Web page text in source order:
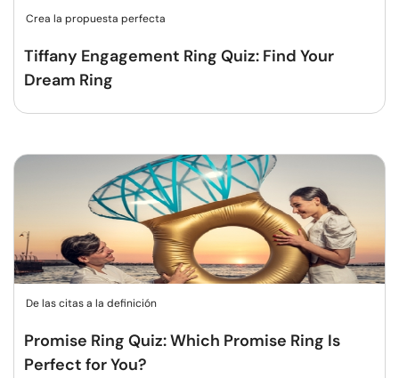
Crea la propuesta perfecta
Tiffany Engagement Ring Quiz: Find Your
Dream Ring
De las citas a la definición
Promise Ring Quiz: Which Promise Ring Is
Perfect for You?